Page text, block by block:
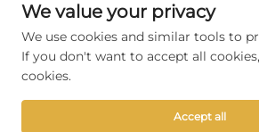
8618165761396
Upphovsrätt © 2026 Shenzhen Longyuan
rättigheter förbehålls.
We value your privacy
We use cookies and similar tools to
If you don't want to accept all
cookies.
Accept all